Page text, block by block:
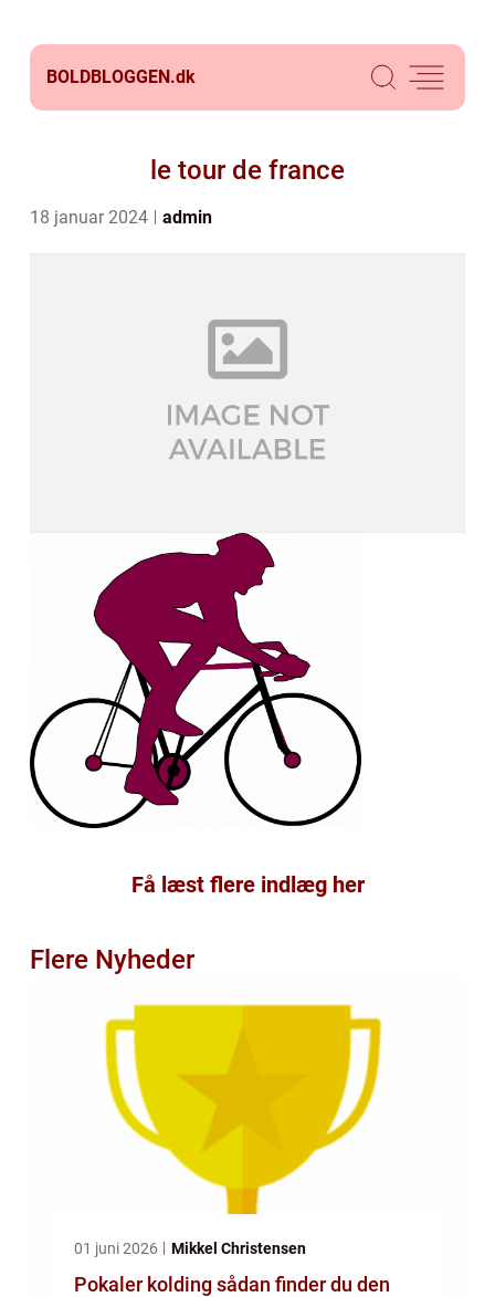
BOLDBLOGGEN.dk
le tour de france
18 januar 2024 admin
Få læst flere indlæg her
Flere Nyheder
01 juni 2026 Mikkel Christensen
Pokaler kolding sådan finder du den